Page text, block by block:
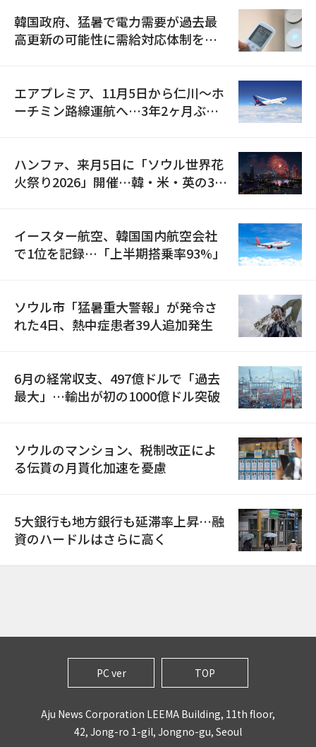
韓国政府、猛暑で電力需要が過去最
高更新の可能性に需給対応体制を点
エアプレミア、11月5日から仁川〜ホ
ーチミン路線運航へ…3年2ヶ月ぶり
ハンファ、来月5日に「ソウル世界花
火祭り2026」開催…韓・米・英の3カ
イースター航空、韓国国内航空会社
で1位を記録…「上半期搭乗率93%」
ソウル市「猛暑重大警報」が発令さ
れた4日、熱中症患者39人追加発生
6月の経常収支、497億ドルで「過去
最大」…輸出が初の1000億ドル突破
ソウルのマンション、税制改正によ
る伝貰の月貰化加速を憂慮
5大銀行も地方銀行も延滞率上昇…融
資のハードルはさらに高く
PC ver TOP
Aju News Corporation LEEMA Building, 11th floor,
42, Jong-ro 1-gil, Jongno-gu, Seoul